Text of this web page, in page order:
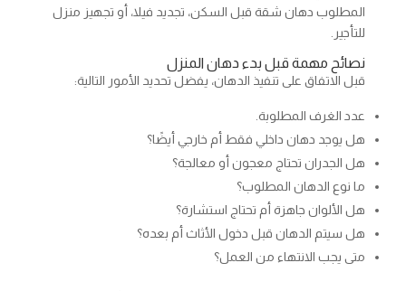
المطلوب دهان شقة قبل السكن، تجديد فيلا، أو تجهيز منزل
للتأجير.
نصائح مهمة قبل بدء دهان المنزل
قبل الاتفاق على تنفيذ الدهان، يفضل تحديد الأمور التالية:
عدد الغرف المطلوبة.
هل يوجد دهان داخلي فقط أم خارجي أيضًا؟
هل الجدران تحتاج معجون أو معالجة؟
ما نوع الدهان المطلوب؟
هل الألوان جاهزة أم تحتاج استشارة؟
هل سيتم الدهان قبل دخول الأثاث أم بعده؟
متى يجب الانتهاء من العمل؟